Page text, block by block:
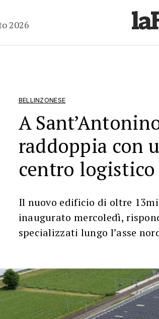
2026
BELLINZONESE
A
raddoppia con
centro logistico
Il nuovo edificio di oltre
inaugurato mercoledì,
specializzati lungo l’asse